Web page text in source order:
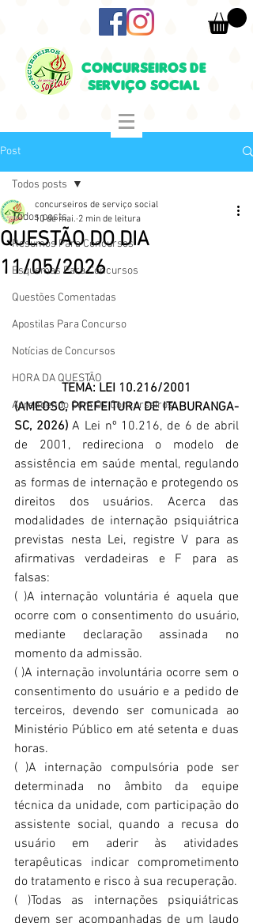
CONCURSEIROS DE
SERVIÇO SOCIAL
Post
Todos posts
Resumos Para Concursos
Esquemas Para Concursos
Questões Comentadas
Apostilas Para Concurso
Notícias de Concursos
HORA DA QUESTÃO
Aprendendo Com Os Concurseiros
Todos posts
QUESTÃO DO DIA
11/05/2026
concurseiros de serviço social
10 de mai. 2 min de leitura
TEMA: LEI 10.216/2001
(AMEOSC, PREFEITURA DE ITABURANGA-
SC, 2026) A Lei nº 10.216, de 6 de abril
de 2001, redireciona o modelo de
assistência em saúde mental, regulando
as formas de internação e protegendo os
direitos dos usuários. Acerca das
modalidades de internação psiquiátrica
previstas nesta Lei, registre V para as
afirmativas verdadeiras e F para as
falsas:
( )A internação voluntária é aquela que
ocorre com o consentimento do usuário,
mediante declaração assinada no
momento da admissão.
( )A internação involuntária ocorre sem o
consentimento do usuário e a pedido de
terceiros, devendo ser comunicada ao
Ministério Público em até setenta e duas
horas.
( )A internação compulsória pode ser
determinada no âmbito da equipe
técnica da unidade, com participação do
assistente social, quando a recusa do
usuário em aderir às atividades
terapêuticas indicar comprometimento
do tratamento e risco à sua recuperação.
( )Todas as internações psiquiátricas
devem ser acompanhadas de um laudo